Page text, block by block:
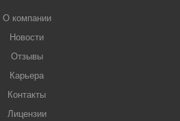
О компании
Новости
Отзывы
Карьера
Контакты
Лицензии